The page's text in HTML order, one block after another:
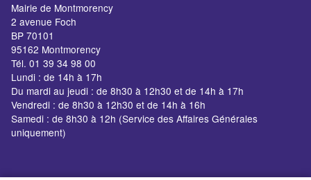
Mairie de Montmorency
2 avenue Foch
BP 70101
95162 Montmorency
Tél. 01 39 34 98 00
Lundi : de 14h à 17h
Du mardi au jeudi : de 8h30 à 12h30 et de 14h à 17h
Vendredi : de 8h30 à 12h30 et de 14h à 16h
Samedi : de 8h30 à 12h (Service des Affaires Générales
uniquement)